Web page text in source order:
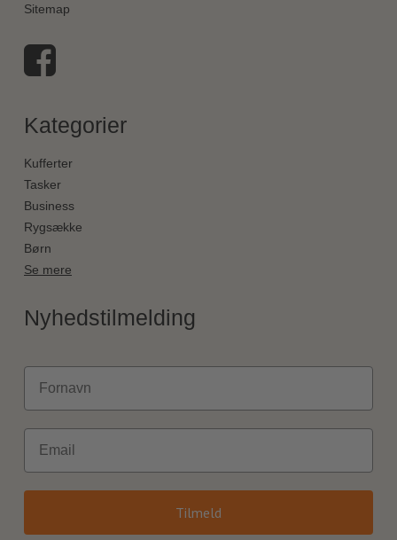
Sitemap
Kategorier
Kufferter
Tasker
Business
Rygsække
Børn
Se mere
Nyhedstilmelding
Fornavn
Email
Tilmeld